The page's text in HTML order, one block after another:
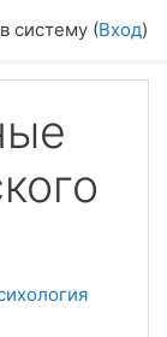
систему (Вход)